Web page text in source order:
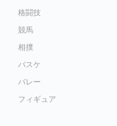
格闘技
競馬
相撲
バスケ
バレー
フィギュア